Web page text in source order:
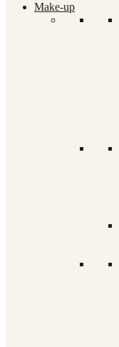
Make-up